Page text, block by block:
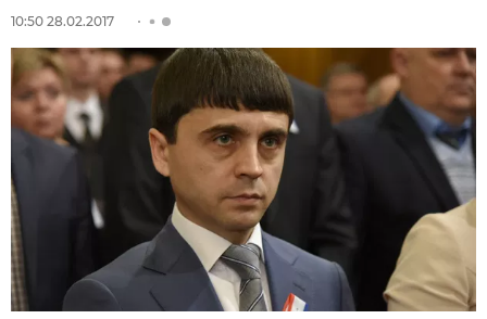
10:50 28.02.2017